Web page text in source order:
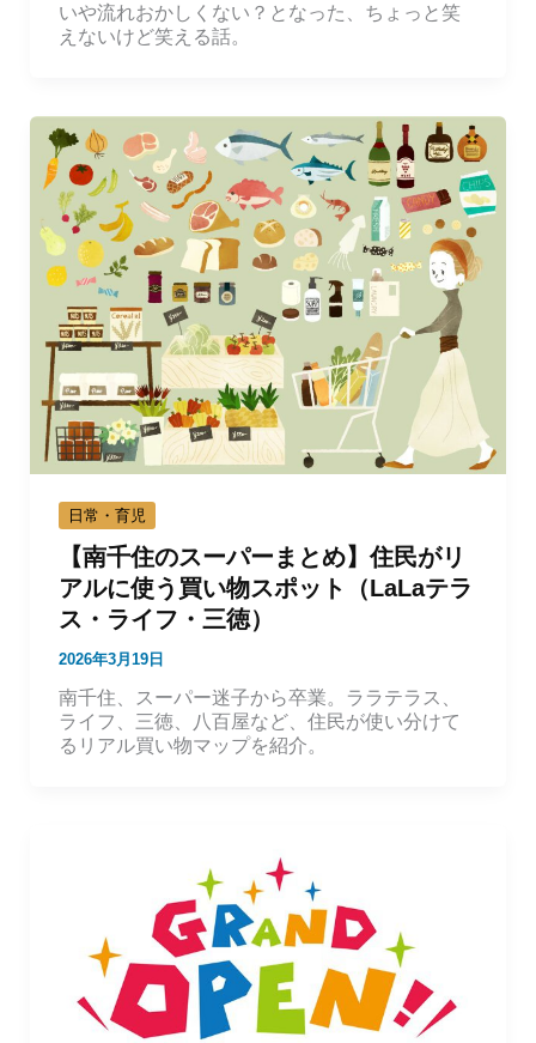
いや流れおかしくない？となった、ちょっと笑
えないけど笑える話。
日常・育児
【南千住のスーパーまとめ】住民がリ
アルに使う買い物スポット（LaLaテラ
ス・ライフ・三徳）
2026年3月19日
南千住、スーパー迷子から卒業。ララテラス、
ライフ、三徳、八百屋など、住民が使い分けて
るリアル買い物マップを紹介。